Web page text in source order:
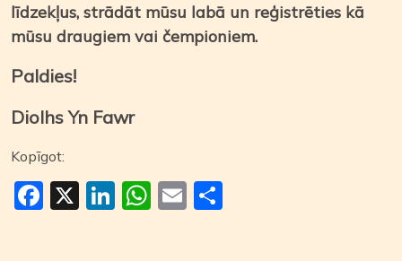
līdzekļus, strādāt mūsu labā un reģistrēties kā
mūsu draugiem vai čempioniem.
Paldies!
Diolhs Yn Fawr
Kopīgot:
Facebook
X LinkedIn
WhatsApp
Email